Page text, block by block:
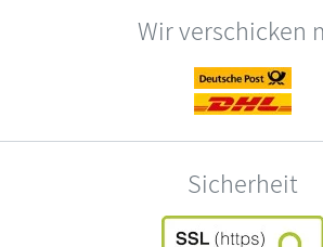
Wir verschicken
Sicherheit